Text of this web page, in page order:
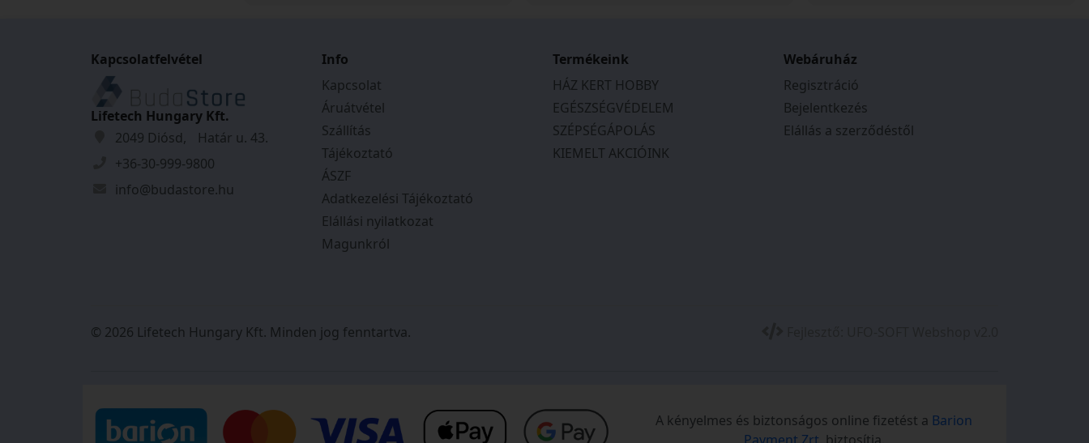
időpontjáról pontos tájékoztatást
szerint történt. Csak ajánlani tudom
Kapcsolatfelvétel
Lifetech Hungary Kft.
2049 Diósd, Határ u. 43.
+36-30-999-9800
info@budastore.hu
Info
Kapcsolat
Áruátvétel
Szállítás
Tájékoztató
ÁSZF
Adatkezelési Tájékoztató
Elállási nyilatkozat
Magunkról
Termékeink
HÁZ KERT HOBBY
EGÉSZSÉGVÉDELEM
SZÉPSÉGÁPOLÁS
KIEMELT AKCIÓINK
Webáruház
Regisztráció
Bejelentkezés
Elállás a szerződéstől
© 2026 Lifetech Hungary Kft. Minden jog fenntartva.
A kényelmes és biztonságos online fizetést a Barion